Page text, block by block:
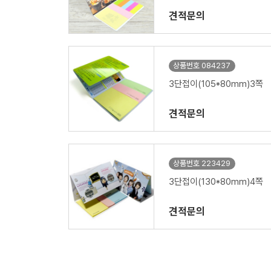
견적문의
상품번호 084237
3단접이(105*80mm)3쪽
견적문의
상품번호 223429
3단접이(130*80mm)4쪽
견적문의